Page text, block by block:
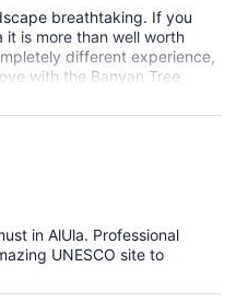
breathtaking. If you
it is more than well worth
different experience,
with the Banyan Tree
by dramatic rock
in AlUla. Professional
UNESCO site to